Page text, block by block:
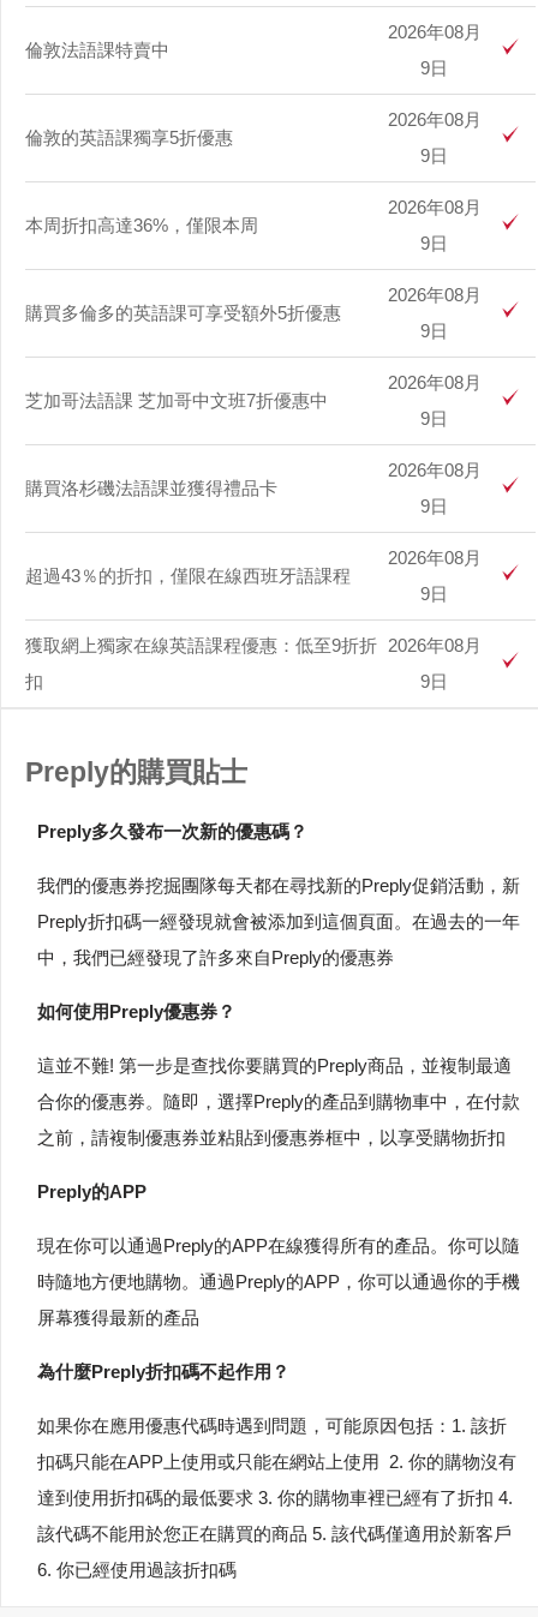
倫敦法語課特賣中
2026年08月
9日
倫敦的英語課獨享5折優惠
2026年08月
9日
本周折扣高達36%，僅限本周
2026年08月
9日
購買多倫多的英語課可享受額外5折優惠
2026年08月
9日
芝加哥法語課 芝加哥中文班7折優惠中
2026年08月
9日
購買洛杉磯法語課並獲得禮品卡
2026年08月
9日
超過43％的折扣，僅限在線西班牙語課程
2026年08月
9日
獲取網上獨家在線英語課程優惠：低至9折折
扣
2026年08月
9日
Preply的購買貼士
Preply多久發布一次新的優惠碼？
我們的優惠券挖掘團隊每天都在尋找新的Preply促銷活動，新
Preply折扣碼一經發現就會被添加到這個頁面。在過去的一年
中，我們已經發現了許多來自Preply的優惠券
如何使用Preply優惠券？
這並不難! 第一步是查找你要購買的Preply商品，並複制最適
合你的優惠券。隨即，選擇Preply的產品到購物車中，在付款
之前，請複制優惠券並粘貼到優惠券框中，以享受購物折扣
Preply的APP
現在你可以通過Preply的APP在線獲得所有的產品。你可以隨
時隨地方便地購物。通過Preply的APP，你可以通過你的手機
屏幕獲得最新的產品
為什麼Preply折扣碼不起作用？
如果你在應用優惠代碼時遇到問題，可能原因包括：1. 該折
扣碼只能在APP上使用或只能在網站上使用 2. 你的購物沒有
達到使用折扣碼的最低要求 3. 你的購物車裡已經有了折扣 4.
該代碼不能用於您正在購買的商品 5. 該代碼僅適用於新客戶
6. 你已經使用過該折扣碼